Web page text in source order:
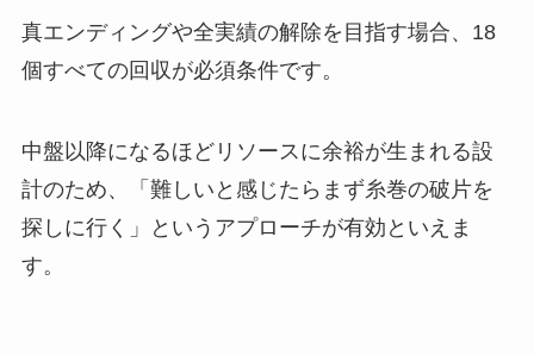
真エンディングや全実績の解除を目指す場合、18
個すべての回収が必須条件です。
中盤以降になるほどリソースに余裕が生まれる設
計のため、「難しいと感じたらまず糸巻の破片を
探しに行く」というアプローチが有効といえま
す。